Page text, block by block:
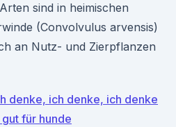
sind in heimischen
(Convolvulus arvensis)
an Nutz- und Zierpflanzen
denke, ich denke, ich denke
für hunde